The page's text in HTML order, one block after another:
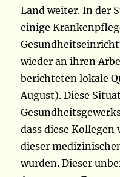
Land weiter. In der
einige
wieder an ihren
berichteten lokale
August). Diese
dass diese
dieser
wurden. Dieser